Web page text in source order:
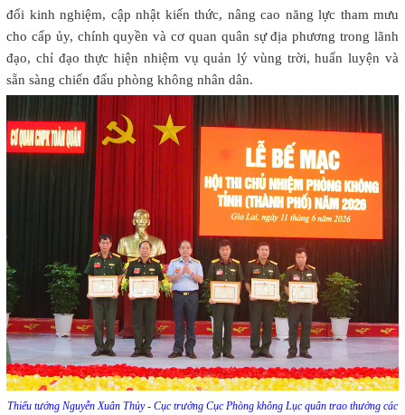
đổi kinh nghiệm, cập nhật kiến thức, nâng cao năng lực tham mưu
cho cấp ủy, chính quyền và cơ quan quân sự địa phương trong lãnh
đạo, chỉ đạo thực hiện nhiệm vụ quản lý vùng trời, huấn luyện và
sẵn sàng chiến đấu phòng không nhân dân.
Thiếu tướng Nguyễn Xuân Thủy - Cục trưởng Cục Phòng không Lục quân trao thưởng các